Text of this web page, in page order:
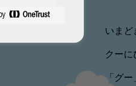
いまど
クーに
「グー